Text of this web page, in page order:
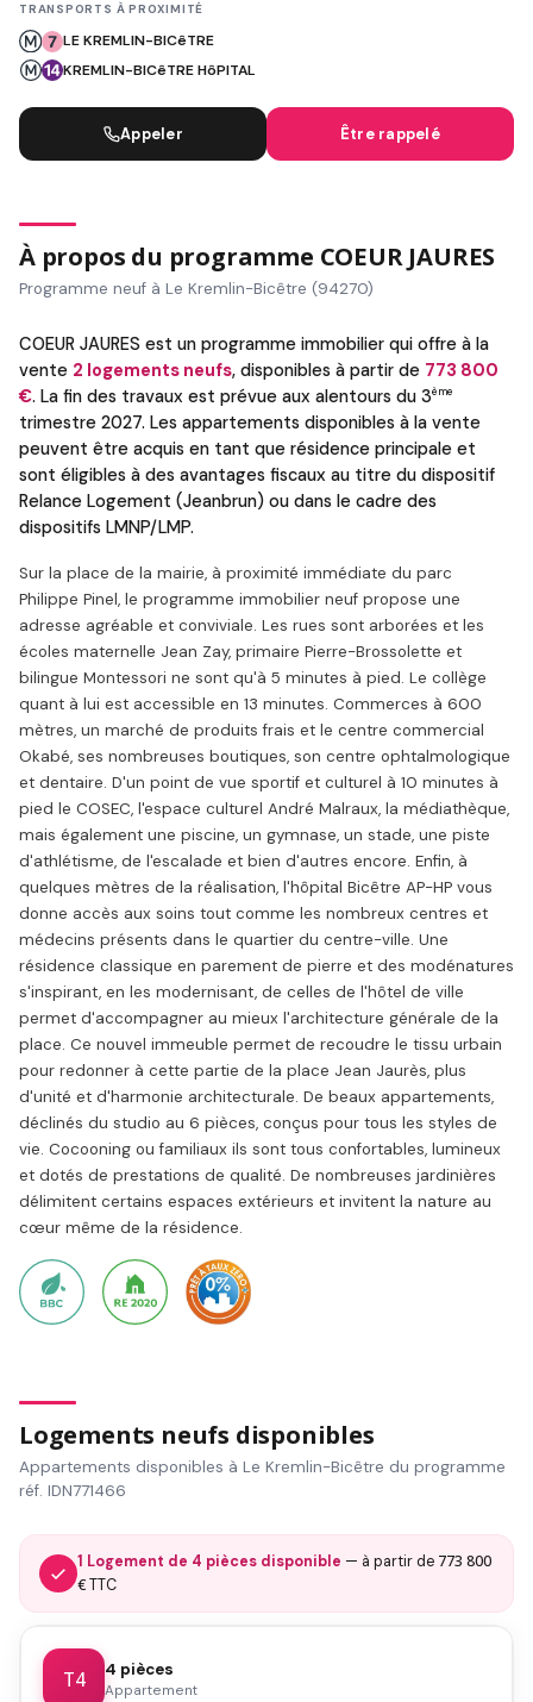
TRANSPORTS À PROXIMITÉ
LE KREMLIN-BICêTRE
KREMLIN-BICêTRE HôPITAL
Appeler Être rappelé
À propos du programme COEUR JAURES
Programme neuf à Le Kremlin-Bicêtre (94270)
COEUR JAURES est un programme immobilier qui offre à la
vente 2 logements neufs, disponibles à partir de 773 800
€. La fin des travaux est prévue aux alentours du 3ème
trimestre 2027. Les appartements disponibles à la vente
peuvent être acquis en tant que résidence principale et
sont éligibles à des avantages fiscaux au titre du dispositif
Relance Logement (Jeanbrun) ou dans le cadre des
dispositifs LMNP/LMP.
Sur la place de la mairie, à proximité immédiate du parc
Philippe Pinel, le programme immobilier neuf propose une
adresse agréable et conviviale. Les rues sont arborées et les
écoles maternelle Jean Zay, primaire Pierre-Brossolette et
bilingue Montessori ne sont qu'à 5 minutes à pied. Le collège
quant à lui est accessible en 13 minutes. Commerces à 600
mètres, un marché de produits frais et le centre commercial
Okabé, ses nombreuses boutiques, son centre ophtalmologique
et dentaire. D'un point de vue sportif et culturel à 10 minutes à
pied le COSEC, l'espace culturel André Malraux, la médiathèque,
mais également une piscine, un gymnase, un stade, une piste
d'athlétisme, de l'escalade et bien d'autres encore. Enfin, à
quelques mètres de la réalisation, l'hôpital Bicêtre AP-HP vous
donne accès aux soins tout comme les nombreux centres et
médecins présents dans le quartier du centre-ville. Une
résidence classique en parement de pierre et des modénatures
s'inspirant, en les modernisant, de celles de l'hôtel de ville
permet d'accompagner au mieux l'architecture générale de la
place. Ce nouvel immeuble permet de recoudre le tissu urbain
pour redonner à cette partie de la place Jean Jaurès, plus
d'unité et d'harmonie architecturale. De beaux appartements,
déclinés du studio au 6 pièces, conçus pour tous les styles de
vie. Cocooning ou familiaux ils sont tous confortables, lumineux
et dotés de prestations de qualité. De nombreuses jardinières
délimitent certains espaces extérieurs et invitent la nature au
cœur même de la résidence.
Logements neufs disponibles
Appartements disponibles à Le Kremlin-Bicêtre du programme
réf. IDN771466
1 Logement de 4 pièces disponible — à partir de 773 800
€TTC
T4 4 pièces
Appartement